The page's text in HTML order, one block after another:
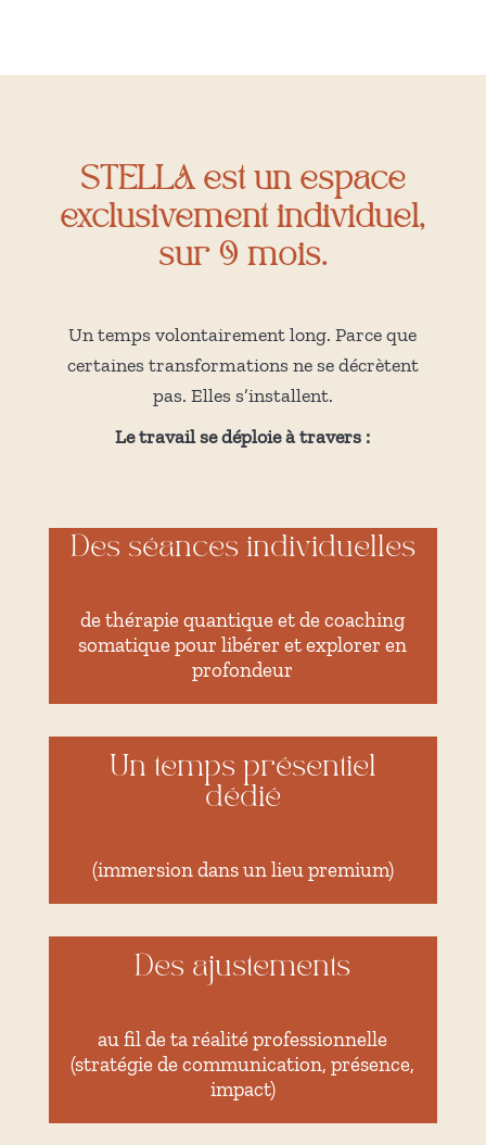
STELLA est un espace
exclusivement individuel,
sur 9 mois.
Un temps volontairement long. Parce que
certaines transformations ne se décrètent
pas. Elles s’installent.
Le travail se déploie à travers :
Des séances individuelles
de thérapie quantique et de coaching
somatique pour libérer et explorer en
profondeur
Un temps présentiel
dédié
(immersion dans un lieu premium)
Des ajustements
au fil de ta réalité professionnelle
(stratégie de communication, présence,
impact)